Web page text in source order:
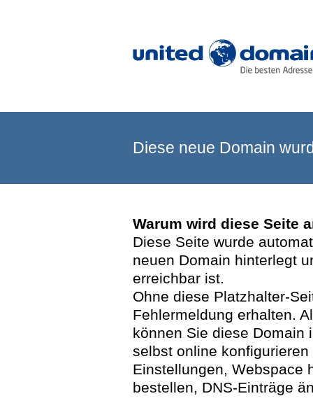
Diese neue Domain
Warum wird diese Seite
Diese Seite wurde
neuen Domain hinterlegt
erreichbar ist.
Ohne diese Platzhalter-
Fehlermeldung erhalten.
können Sie diese Domain
selbst online
Einstellungen, Webspace
bestellen, DNS-Einträge